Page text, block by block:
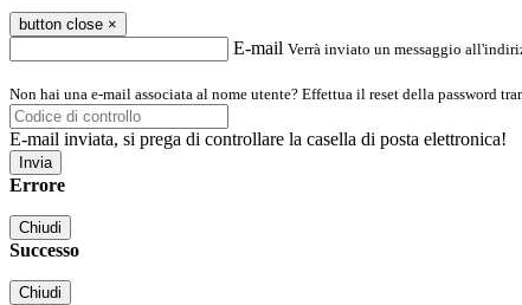
button close ×
E-mail Verrà inviato un messaggio
Non hai una e-mail associata al nome utente? Effettua il reset della password
E-mail inviata, si prega di controllare la casella di posta elettronica!
Errore
Chiudi
Successo
Chiudi